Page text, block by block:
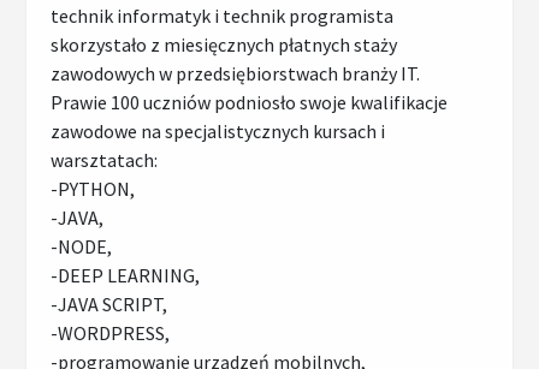
technik informatyk i technik programista
skorzystało z miesięcznych płatnych staży
zawodowych w przedsiębiorstwach branży IT.
Prawie 100 uczniów podniosło swoje kwalifikacje
zawodowe na specjalistycznych kursach i
warsztatach:
-PYTHON,
-JAVA,
-NODE,
-DEEP LEARNING,
-JAVA SCRIPT,
-WORDPRESS,
-programowanie urządzeń mobilnych,